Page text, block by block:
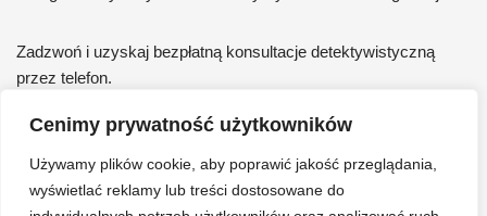
Cenimy prywatność użytkowników
Używamy plików cookie, aby poprawić jakość przeglądania,
wyświetlać reklamy lub treści dostosowane do
Zadzwoń i uzyskaj bezpłatną konsultacje detektywistyczną
przez telefon.
Prywatny detektyw Kamień Pomorski, Roman Jóźwiak tel. +48
502-404-405